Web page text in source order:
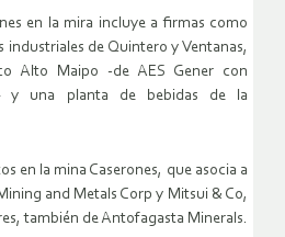
en la mira incluye a firmas como
industriales de Quintero y Ventanas,
Alto Maipo -de AES Gener con
y una planta de bebidas de la
en la mina Caserones, que asocia a
and Metals Corp y Mitsui & Co,
también de Antofagasta Minerals.